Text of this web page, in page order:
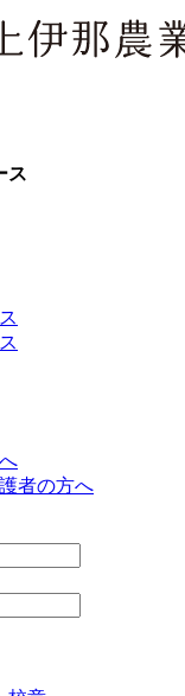
ス
者の方へ